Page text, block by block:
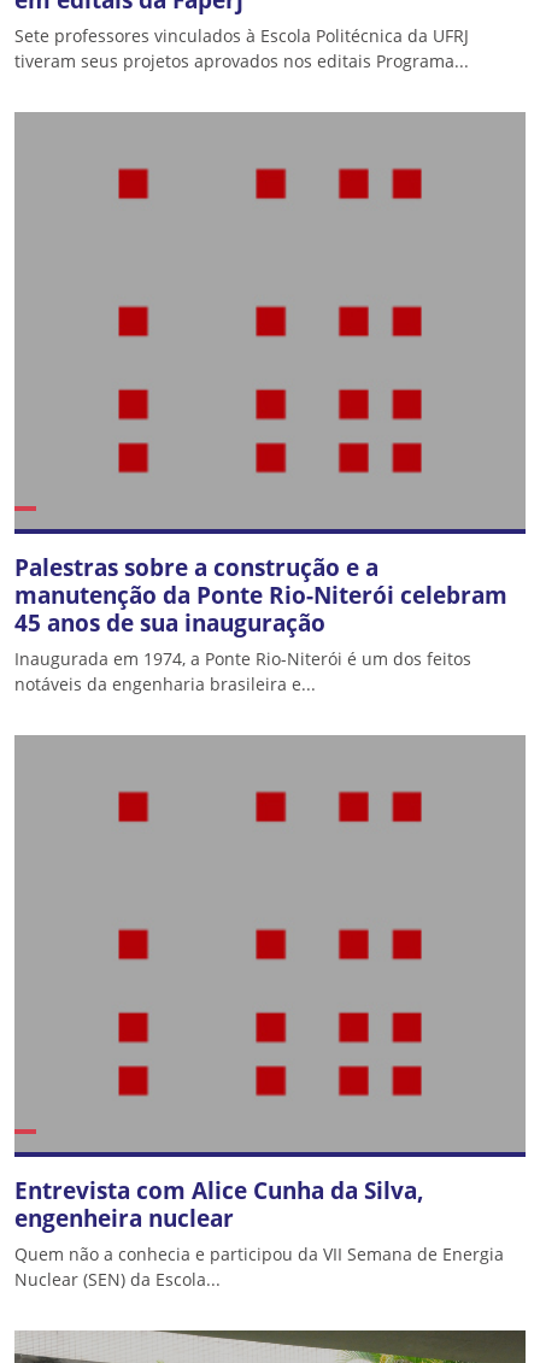
Sete professores vinculados à Escola Politécnica da UFRJ
tiveram seus projetos aprovados nos editais Programa...
Palestras sobre a construção e a
manutenção da Ponte Rio-Niterói celebram
45 anos de sua inauguração
Inaugurada em 1974, a Ponte Rio-Niterói é um dos feitos
notáveis da engenharia brasileira e...
Entrevista com Alice Cunha da Silva,
engenheira nuclear
Quem não a conhecia e participou da VII Semana de Energia
Nuclear (SEN) da Escola...